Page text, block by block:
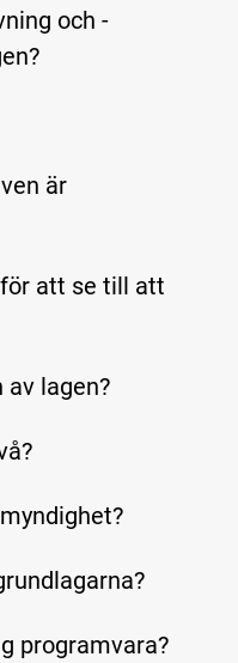
och -
är
att se till att
lagen?
programvara?